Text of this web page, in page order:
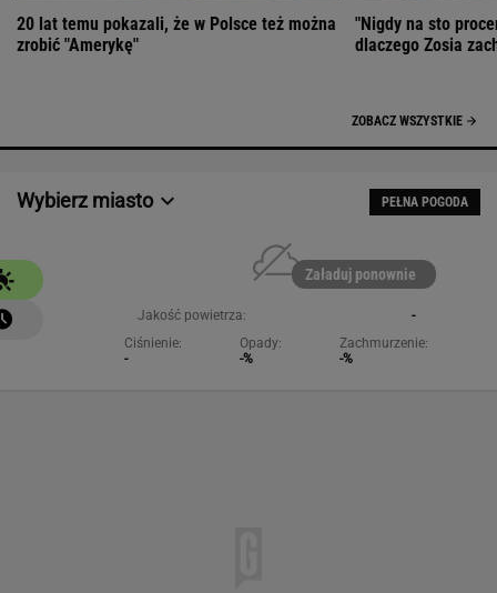
20 lat temu pokazali, że w Polsce też można
zrobić "Amerykę"
"Nigdy na sto
dlaczego Zosia
ZOBACZ WSZYSTKIE
Wybierz miasto PEŁNA POGODA
Załaduj ponownie
Jakość powietrza:
-
Ciśnienie:
-
Opady:
-%
Zachmurzenie:
-%